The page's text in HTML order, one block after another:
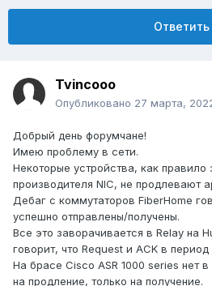
Ответить
Tvincooo
Опубликовано 27 марта,
Добрый день форумчане!
Имею проблему в сети.
Некоторые устройства, как правило
производителя NIC, не продлевают
Дебаг с коммутаторов FiberHome
успешно отправлены/получены.
Все это заворачивается в Relay на
говорит, что Request и ACK в
На брасе Cisco ASR 1000 series нет
на продление, только на получение.